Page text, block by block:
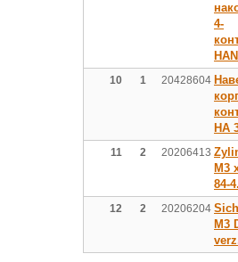
4-
10 1 20428604
НА
11 2 20206413
M3
84-
12 2 20206204
M3